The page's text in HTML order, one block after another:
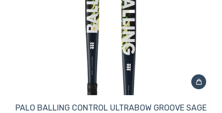
PALO BALLING CONTROL ULTRABOW GROOVE SAGE